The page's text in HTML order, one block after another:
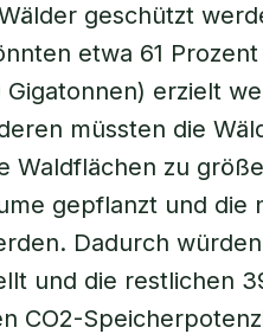
geschützt
etwa 61
Gigatonnen) erzielt
müssten die
Waldflächen zu
gepflanzt und die
Dadurch
und die restlichen
CO2-